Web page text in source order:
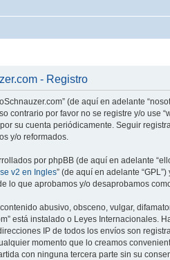
- Registro
(de aquí en adelante
contrario por favor no se registre y/o use
su cuenta periódicamente. Seguir
y/o reformados.
por phpBB (de aquí en adelante
v2 en Ingles” (de aquí en adelante
lo que aprobamos y/o desaprobamos
abusivo, obsceno, vulgar,
está instalado o Leyes Internacionales.
IP de todos los envíos son
momento que lo creamos
con ninguna tercera parte sin su